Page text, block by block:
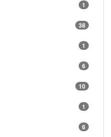
1
38
1
6
10
1
6